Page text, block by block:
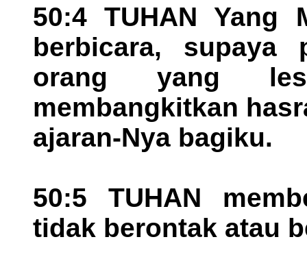
50:4 TUHAN Yang
berbicara, supaya
orang yang
membangkitkan
ajaran-Nya bagiku.
50:5 TUHAN
tidak berontak atau